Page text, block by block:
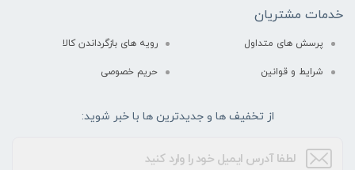
خدمات مشتریان
پرسش های متداول رویه های بازگرداندن کالا
شرایط و قوانین حریم خصوصی
از تخفیف ها و جدیدترین ها با خبر شوید: